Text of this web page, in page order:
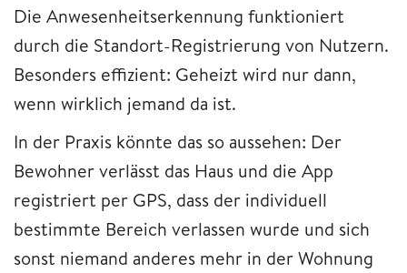
Die Anwesenheitserkennung funktioniert
durch die Standort-Registrierung von Nutzern.
Besonders effizient: Geheizt wird nur dann,
wenn wirklich jemand da ist.
In der Praxis könnte das so aussehen: Der
Bewohner verlässt das Haus und die App
registriert per GPS, dass der individuell
bestimmte Bereich verlassen wurde und sich
sonst niemand anderes mehr in der Wohnung